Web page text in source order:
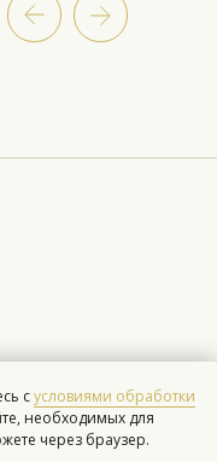
сусловиями обработки
необходимых для
через браузер.